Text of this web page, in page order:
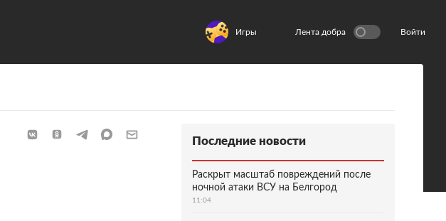
Игры Лента добра Войти
Последние новости
Раскрыт масштаб повреждений после
ночной атаки ВСУ на Белгород
11:04